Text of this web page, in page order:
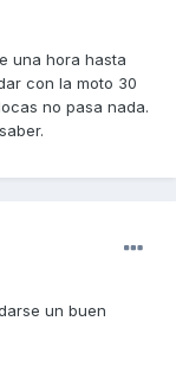
una hora hasta
con la moto 30
no pasa nada.
un buen